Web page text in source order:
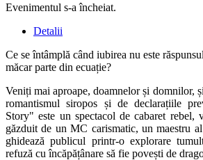
Evenimentul s-a încheiat.
Detalii
Ce se întâmplă când iubirea nu este
măcar parte din ecuație?
Veniți mai aproape, doamnelor și domnilor,
romantismul siropos și de declarațiile
Story" este un spectacol de cabaret rebel,
găzduit de un MC carismatic, un maestru
ghidează publicul printr-o explorare
refuză cu încăpățânare să fie povești de